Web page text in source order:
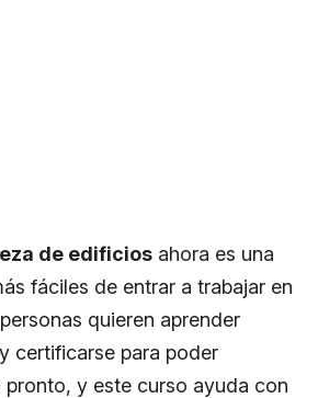
de edificios ahora es una
fáciles de entrar a trabajar en
quieren aprender
certificarse para poder
pronto, y este curso ayuda con